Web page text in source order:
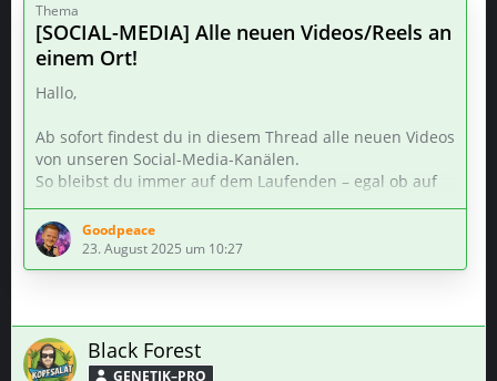
Thema
[SOCIAL-MEDIA] Alle neuen Videos/Reels an
einem Ort!
Hallo,
Ab sofort findest du in diesem Thread alle neuen Videos
von unseren Social-Media-Kanälen.
So bleibst du immer auf dem Laufenden – egal ob auf
YouTube, Instagram oder Facebook.
Viel Spaß beim Anschauen und Diskutieren!
ES WERDEN IMMER ALLE 3 LINKS GEPOSTET –
YOUTUBE, INSTAGRAM UND FACEBOOK. WENN NICHT
Goodpeace
23. August 2025 um 10:27
Black Forest
GENETIK–PRO